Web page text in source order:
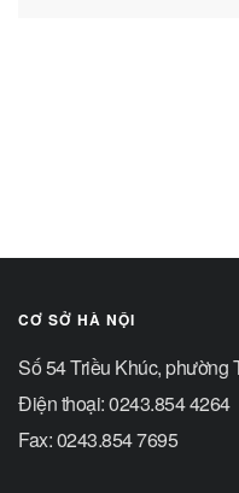
CƠ SỞ HÀ NỘI
Số 54 Triều Khúc, phường
Điện thoại: 0243.854 4264
Fax: 0243.854 7695